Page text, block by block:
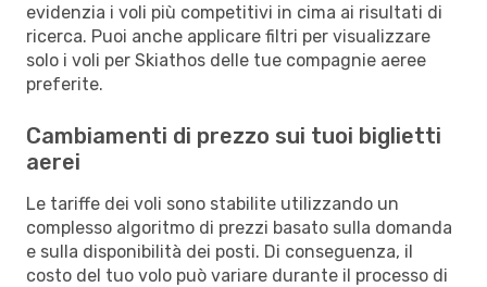
evidenzia i voli più competitivi in cima ai risultati di
ricerca. Puoi anche applicare filtri per visualizzare
solo i voli per Skiathos delle tue compagnie aeree
preferite.
Cambiamenti di prezzo sui tuoi biglietti
aerei
Le tariffe dei voli sono stabilite utilizzando un
complesso algoritmo di prezzi basato sulla domanda
e sulla disponibilità dei posti. Di conseguenza, il
costo del tuo volo può variare durante il processo di